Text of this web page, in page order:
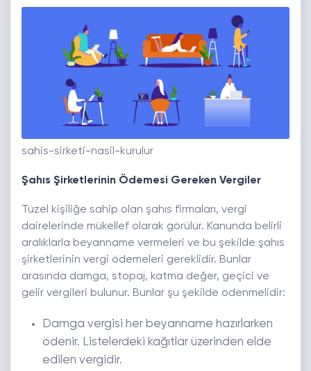
sahis-sirketi-nasil-kurulur
Şahıs Şirketlerinin Ödemesi Gereken Vergiler
Tüzel kişiliğe sahip olan şahıs firmaları, vergi
dairelerinde mükellef olarak görülür. Kanunda belirli
aralıklarla beyanname vermeleri ve bu şekilde şahıs
şirketlerinin vergi ödemeleri gereklidir. Bunlar
arasında damga, stopaj, katma değer, geçici ve
gelir vergileri bulunur. Bunlar şu şekilde ödenmelidir:
Damga vergisi her beyanname hazırlarken
ödenir. Listelerdeki kağıtlar üzerinden elde
edilen vergidir.